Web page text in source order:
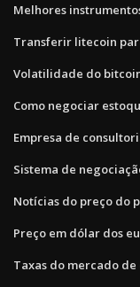
Melhores
Transferir litecoin
Volatilidade do
Como negociar
Empresa de
Sistema de
Notícias do preço do
Preço em dólar dos
Taxas do mercado de